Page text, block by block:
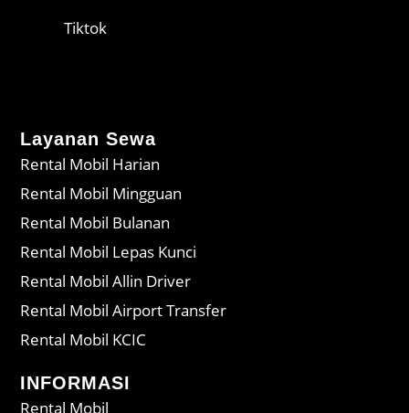
Tiktok
Layanan Sewa
Rental Mobil Harian
Rental Mobil Mingguan
Rental Mobil Bulanan
Rental Mobil Lepas Kunci
Rental Mobil Allin Driver
Rental Mobil Airport Transfer
Rental Mobil KCIC
INFORMASI
Rental Mobil